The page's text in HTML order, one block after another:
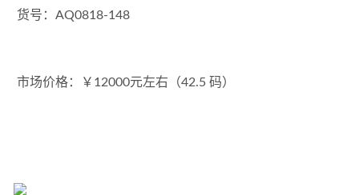
货号：AQ0818-148
市场价格：￥12000元左右（42.5 码）